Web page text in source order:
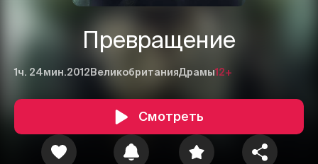
Превращение
1ч. 24мин.2012 ВеликобританияДрамы12+
Смотреть